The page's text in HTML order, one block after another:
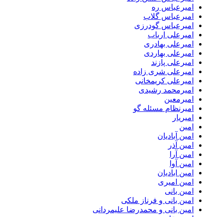
امیرعباس ره
امیرعباس گلاب
امیرعباس گودرزی
امیرعلی ارباب
امیرعلی بهادری
امیرعلی بهاردی
امیرعلی پازند
امیرعلی شری زاده
امیرعلی کریمخانی
امیرمحمد رشیدی
امیرمعین
امیرنظام مسئله گو
امیریار
امین
امین آبادیان
امین آذر
امین آرا
امین آوا
امین ابادیان
امین امیری
امین بانی
امین بانی و فرناز ملکی
امین بانی و محمدرضا علیمردانی